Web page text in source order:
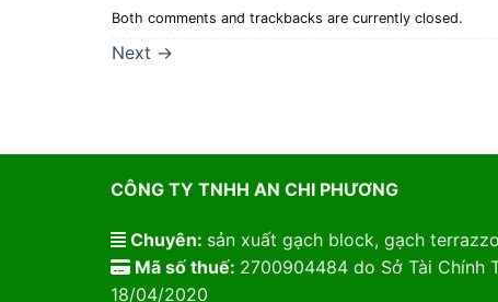
Both comments and trackbacks are currently closed.
Next →
CÔNG TY TNHH AN CHI PHƯƠNG
Chuyên: sản xuất gạch block, gạch
Mã số thuế: 2700904484 do Sở Tài Chính
18/04/2020